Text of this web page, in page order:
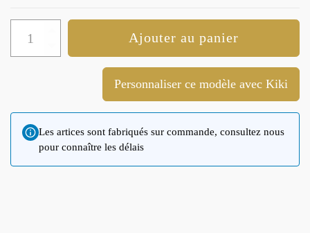
Pochon
vert
sauge
Ajouter au panier
Personnaliser ce modèle avec Kiki
Les artices sont fabriqués sur commande, consultez nous
pour connaître les délais